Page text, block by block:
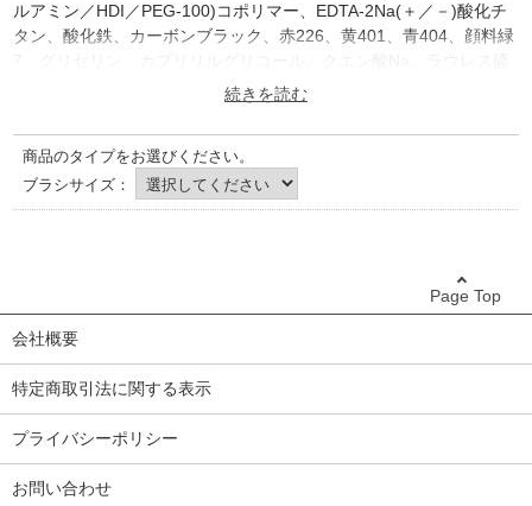
ルアミン／HDI／PEG-100)コポリマー、EDTA-2Na(＋／－)酸化チ
タン、酸化鉄、カーボンブラック、赤226、黄401、青404、顔料緑
酸Na、キサンタンガム、PG、ポリソルベート80、水酸化Al、シリ
※冬季・寒冷地におきましては商品が凍結する場合がございますの
で、気候が暖かくなってからのご注文をオススメしております。ご
検討のほど宜しくお願い致します。
原産地：日本
商品のタイプをお選びください。
ブラシサイズ：
Page Top
会社概要
特定商取引法に関する表示
プライバシーポリシー
お問い合わせ